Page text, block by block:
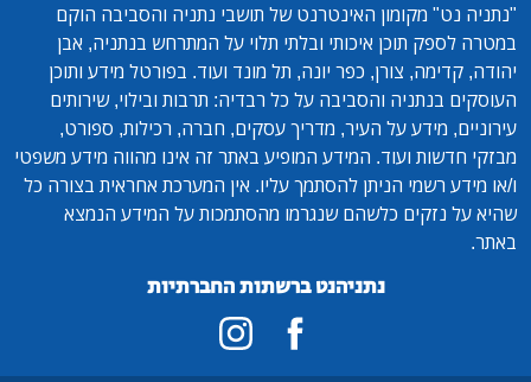
"נתניה נט" מקומון האינטרנט של תושבי נתניה והסביבה הוקם
במטרה לספק תוכן איכותי ובלתי תלוי על המתרחש בנתניה, אבן
יהודה, קדימה, צורן, כפר יונה, תל מונד ועוד. בפורטל מידע ותוכן
העוסקים בנתניה והסביבה על כל רבדיה: תרבות ובילוי, שירותים
עירוניים, מידע על העיר, מדריך עסקים, חברה, רכילות, ספורט,
מבזקי חדשות ועוד. המידע המופיע באתר זה אינו מהווה מידע משפטי
ו/או מידע רשמי הניתן להסתמך עליו. אין המערכת אחראית בצורה כל
שהיא על נזקים כלשהם שנגרמו מהסתמכות על המידע הנמצא
באתר.
נתניהנט ברשתות החברתיות